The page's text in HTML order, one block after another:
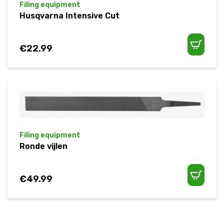
Filing equipment
Husqvarna Intensive Cut
€22.99
Filing equipment
Ronde vijlen
€49.99